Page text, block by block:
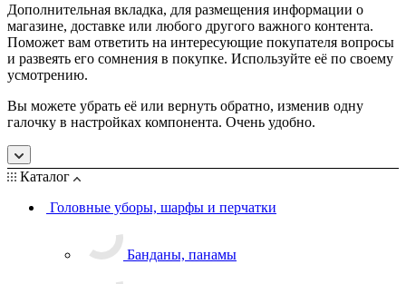
Дополнительная вкладка, для размещения информации о
магазине, доставке или любого другого важного контента.
Поможет вам ответить на интересующие покупателя вопросы
и развеять его сомнения в покупке. Используйте её по своему
усмотрению.
Вы можете убрать её или вернуть обратно, изменив одну
галочку в настройках компонента. Очень удобно.
Каталог
Головные уборы, шарфы и перчатки
Банданы, панамы